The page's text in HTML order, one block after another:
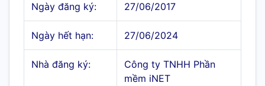
Ngày đăng ký: 27/06/2017
Ngày hết hạn: 27/06/2024
Nhà đăng ký:
Công ty TNHH Phần
mềm iNET